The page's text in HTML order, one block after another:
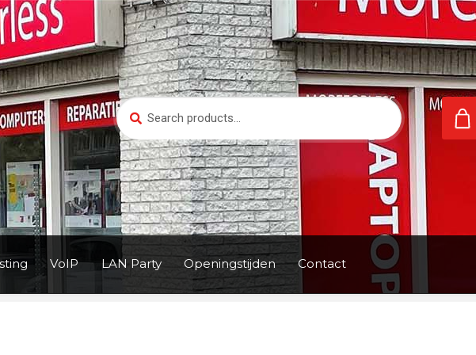
Search
for:
Search
VoIP LAN Party Openingstijden Contact